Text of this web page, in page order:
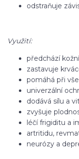
odstraňuje
Využití:
předchází
zastavuje
pomáhá při
univerzální
dodává sílu a
zvyšuje
léčí frigiditu a
artritidu,
neurózy a